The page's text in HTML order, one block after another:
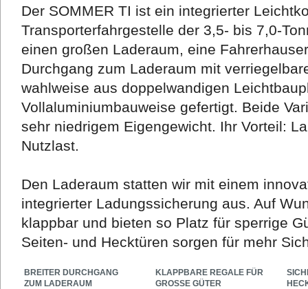
Der SOMMER TI ist ein integrierter
Transporterfahrgestelle der 3,5- bis 7,0-
einen großen Laderaum, eine
Durchgang zum Laderaum mit
wahlweise aus doppelwandigen
Vollaluminiumbauweise gefertigt. Beide
sehr niedrigem Eigengewicht. Ihr Vorteil:
Nutzlast.
Den Laderaum statten wir mit einem
integrierter Ladungssicherung aus. Auf
klappbar und bieten so Platz für sperrige
Seiten- und Hecktüren sorgen für mehr
BREITER DURCHGANG
ZUM LADERAUM
KLAPPBARE REGALE FÜR
GROSSE GÜTER